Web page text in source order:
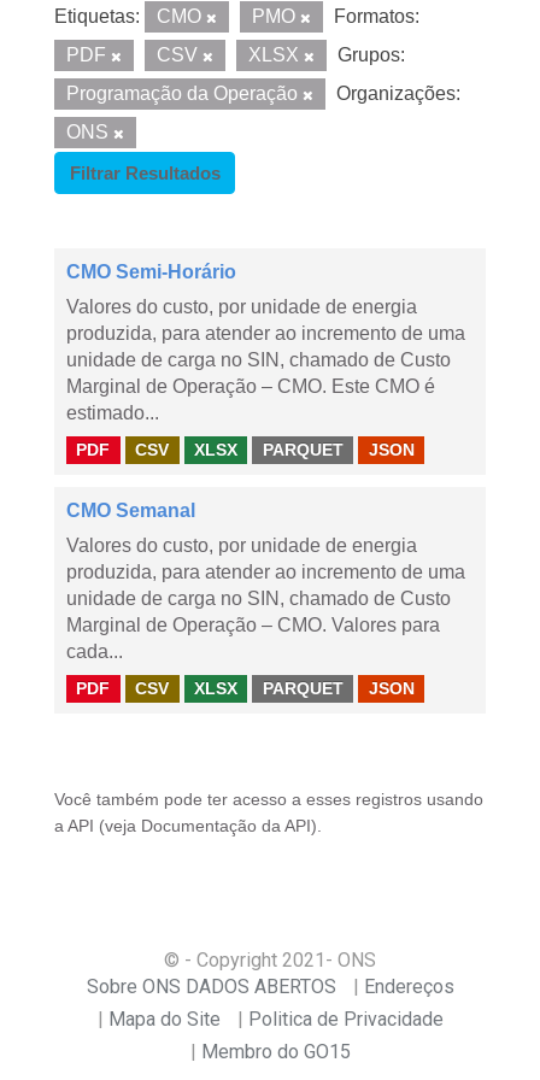
Etiquetas: CMO PMO
Formatos:
PDF
CSV XLSX
Grupos:
Programação da Operação
Organizações:
ONS
Filtrar Resultados
CMO Semi-Horário
Valores do custo, por unidade de energia
produzida, para atender ao incremento de uma
unidade de carga no SIN, chamado de Custo
Marginal de Operação – CMO. Este CMO é
estimado...
PDF CSV XLSX PARQUET JSON
CMO Semanal
Valores do custo, por unidade de energia
produzida, para atender ao incremento de uma
unidade de carga no SIN, chamado de Custo
Marginal de Operação – CMO. Valores para
cada...
PDF CSV XLSX PARQUET JSON
Você também pode ter acesso a esses registros usando
a API (veja Documentação da API ).
© - Copyright 2021 - ONS
Sobre ONS DADOS ABERTOS
Endereços
Mapa do Site
Politica de Privacidade
Membro do GO15